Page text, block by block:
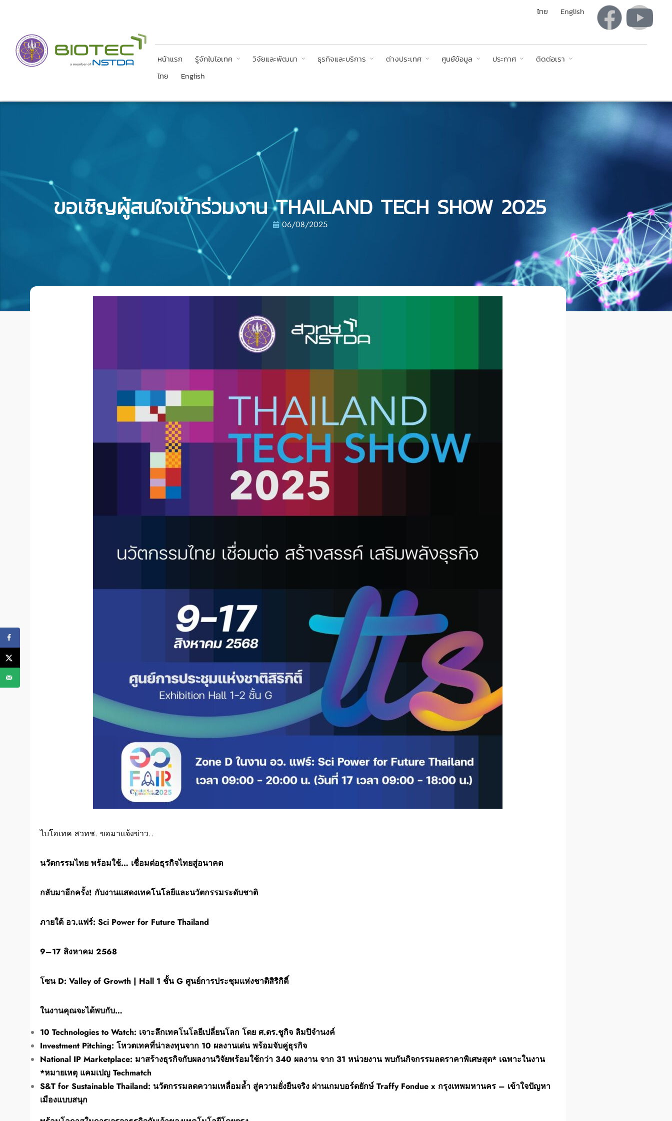
ไทย English
หน้าแรก รู้จักไบโอเทค วิจัยและพัฒนา ธุรกิจและบริการ ต่างประเทศ ศูนย์ข้อมูล ประกาศ
ติดต่อเรา
ไทย
English
ขอเชิญผู้สนใจเข้าร่วมงาน THAILAND TECH SHOW 2025
06/08/2025
ไบโอเทค สวทช. ขอมาแจ้งข่าว..
นวัตกรรมไทย พร้อมใช้… เชื่อมต่อธุรกิจไทยสู่อนาคต
กลับมาอีกครั้ง! กับงานแสดงเทคโนโลยีและนวัตกรรมระดับชาติ
ภายใต้ อว.แฟร์: Sci Power for Future Thailand
9–17 สิงหาคม 2568
โซน D: Valley of Growth | Hall 1 ชั้น G ศูนย์การประชุมแห่งชาติสิริกิติ์
ในงานคุณจะได้พบกับ…
10 Technologies to Watch: เจาะลึกเทคโนโลยีเปลี่ยนโลก โดย ศ.ดร.ชูกิจ ลิมปิจำนงค์
Investment Pitching: โหวตเทคที่น่าลงทุนจาก 10 ผลงานเด่น พร้อมจับคู่ธุรกิจ
National IP Marketplace: มาสร้างธุรกิจกับผลงานวิจัยพร้อมใช้กว่า 340 ผลงาน จาก 31 หน่วยงาน พบกันกิจกรรมลดราคาพิเศษสุด* เฉพาะในงาน
*หมายเหตุ แคมเปญ Techmatch
S&T for Sustainable Thailand: นวัตกรรมลดความเหลื่อมล้ำ สู่ความยั่งยืนจริง ผ่านเกมบอร์ดยักษ์ Traffy Fondue x กรุงเทพมหานคร – เข้าใจปัญหา
เมืองแบบสนุก